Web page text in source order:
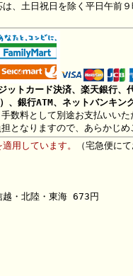
、土日祝日を除く平日午前
ットカード決済、楽天銀行、
、銀行ATM、ネットバンキン
数料として別途お支払いいた
となりますので、あらかじめ
用しています。
（宅急便に
越・北陸・東海 673円